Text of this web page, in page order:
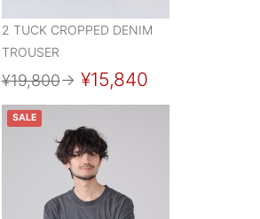
2 TUCK CROPPED DENIM
TROUSER
¥19,800→ ¥15,840
SALE